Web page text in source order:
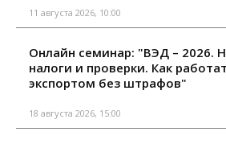
11 августа 2026, 10:00
Онлайн семинар: "ВЭД – 2026.
налоги и проверки. Как
экспортом без штрафов"
18 августа 2026, 15:00